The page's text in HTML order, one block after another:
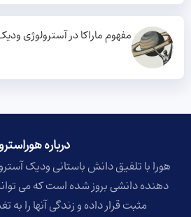
مفهوم ماراکا در آسترولوژی
درباره
هورا با تلفیق دانش باستانی ودیک
دهنده دانشی بروز شده است که می
مثبت قرار داده و زندگی آنها را به